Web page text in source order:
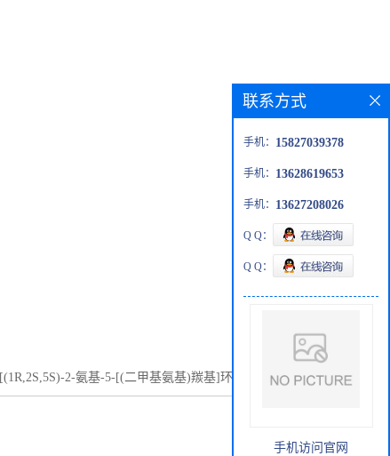
[(1R,2S,5S)-2-氨基-5-[(二甲基氨基)羰基]环己基]氨基甲酸
联系方式
手机： 15827039378
手机： 13628619653
手机： 13627208026
Q Q：
Q Q：
手机访问官网